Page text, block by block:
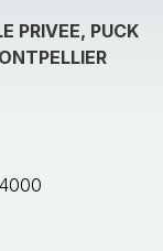
PRIVEE, PUCK